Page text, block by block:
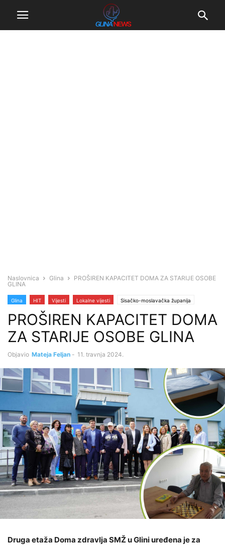
Naslovnica Glina
PROŠIREN KAPACITET DOMA ZA STARIJE OSOBE
GLINA
Glina HIT Vijesti Lokalne vijesti Sisačko-moslavačka županija
PROŠIREN KAPACITET DOMA
ZA STARIJE OSOBE GLINA
Objavio Mateja Feljan - 11. travnja 2024.
Druga etaža Doma zdravlja SMŽ u Glini uređena je za